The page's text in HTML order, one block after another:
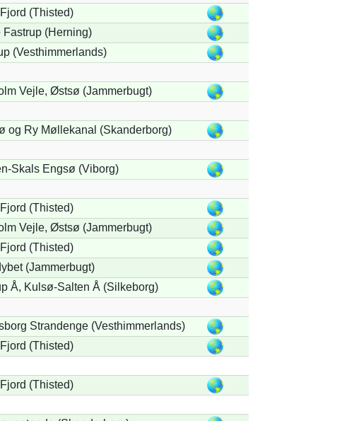
(Thisted)
Fastrup (Herning)
(Vesthimmerlands)
Vejle, Østsø (Jammerbugt)
og Ry Møllekanal (Skanderborg)
Skals Engsø (Viborg)
(Thisted)
Vejle, Østsø (Jammerbugt)
(Thisted)
(Jammerbugt)
Å, Kulsø-Salten Å (Silkeborg)
Strandenge (Vesthimmerlands)
(Thisted)
(Thisted)